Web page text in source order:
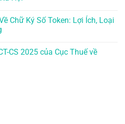
Chữ Ký Số Token: Lợi Ích, Loại
CS 2025 của Cục Thuế về